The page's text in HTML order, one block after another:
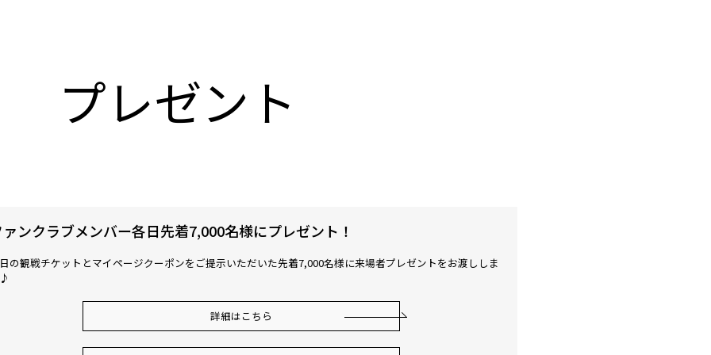
プレゼント
ンクラブメンバー各日先着7,000名様にプレゼント！
の観戦チケットとマイページクーポンをご提示いただいた先着7,000名様に来場者プレゼントをお渡ししま
詳細はこちら